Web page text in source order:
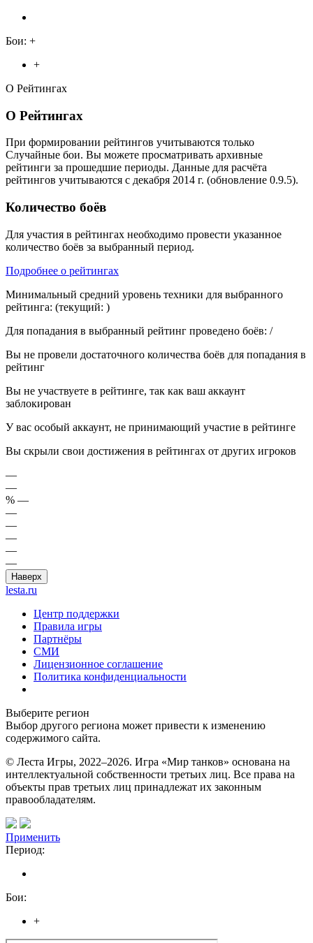
Бои: +
+
О Рейтингах
О Рейтингах
При формировании рейтингов учитываются только
Случайные бои. Вы можете просматривать архивные
рейтинги за прошедшие периоды. Данные для расчёта
рейтингов учитываются с декабря 2014 г. (обновление 0.9.5).
Количество боёв
Для участия в рейтингах необходимо провести указанное
количество боёв за выбранный период.
Подробнее о рейтингах
Минимальный средний уровень техники для выбранного
рейтинга: (текущий: )
Для попадания в выбранный рейтинг проведено боёв: /
Вы не провели достаточного количества боёв для попадания в
рейтинг
Вы не участвуете в рейтинге, так как ваш аккаунт
заблокирован
У вас особый аккаунт, не принимающий участие в рейтинге
Вы скрыли свои достижения в рейтингах от других игроков
—
—
% —
—
—
—
—
—
Наверх
lesta.ru
Центр поддержки
Правила игры
Партнёры
СМИ
Лицензионное соглашение
Политика конфиденциальности
Выберите регион
Выбор другого региона может привести к изменению
содержимого сайта.
© Леста Игры, 2022–2026. Игра «Мир танков» основана на
интеллектуальной собственности третьих лиц. Все права на
объекты прав третьих лиц принадлежат их законным
правообладателям.
Применить
Период:
Бои:
+